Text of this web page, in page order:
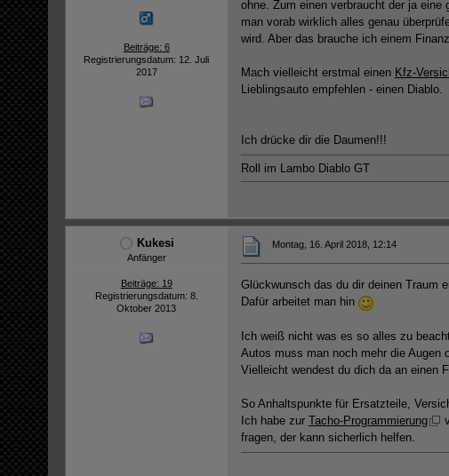
Beiträge: 6
Registrierungsdatum: 12. Juli
2017
ohne. Zum einen verbraucht der ja
man vorab wirklich alles genau
wird. Aber das brauche ich einem
Mach vielleicht erstmal einen Kfz-
Lieblingsauto empfehlen - einen Diablo.
Ich drücke dir die Daumen!!!
Roll im Lambo Diablo GT
Kukesi
Anfänger
Beiträge: 19
Registrierungsdatum: 8.
Oktober 2013
Montag, 16. April 2018, 12:14
Glückwunsch das du dir deinen Traum
Dafür arbeitet man hin
Ich weiß nicht was es so alles zu
Autos muss man noch mehr die Augen
Vielleicht wendest du dich da an einen
So Anhaltspunkte für Ersatzteile,
Ich habe zur Tacho-Programmierung
fragen, der kann sicherlich helfen.